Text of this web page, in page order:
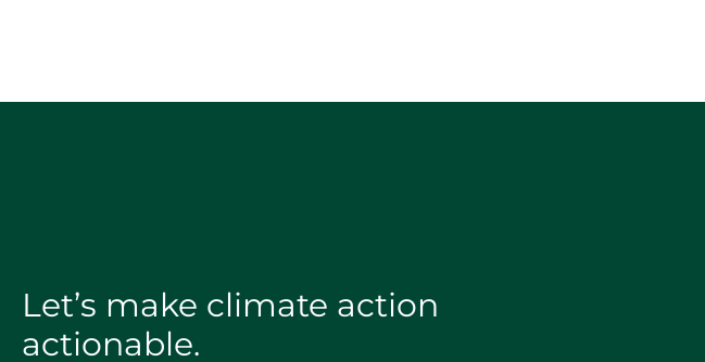
Let’s make climate action
actionable.